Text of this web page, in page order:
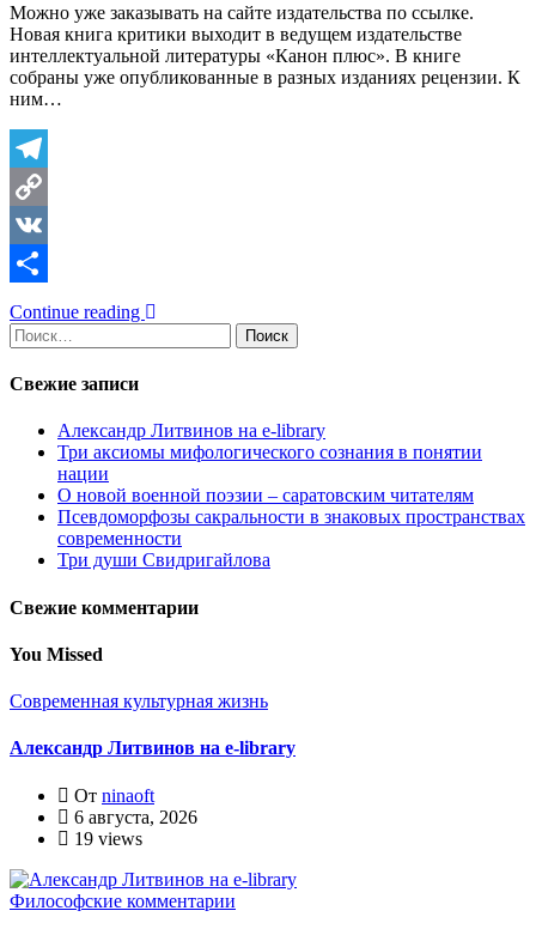
Можно уже заказывать на сайте издательства по ссылке.
Новая книга критики выходит в ведущем издательстве
интеллектуальной литературы «Канон плюс». В книге
собраны уже опубликованные в разных изданиях рецензии. К
ним…
Telegram
Copy
Link
VK
Отправить
Continue reading
Найти:
Свежие записи
Александр Литвинов на e-library
Три аксиомы мифологического сознания в понятии
нации
О новой военной поэзии – саратовским читателям
Псевдоморфозы сакральности в знаковых пространствах
современности
Три души Свидригайлова
Свежие комментарии
You Missed
Современная культурная жизнь
Александр Литвинов на e-library
От ninaoft
6 августа, 2026
19 views
Философские комментарии